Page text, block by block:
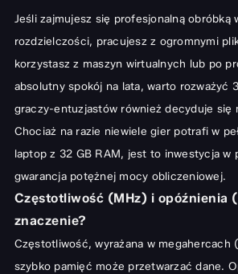
Jeśli zajmujesz się profesjonalną obróbką
rozdzielczości, pracujesz z ogromnymi
korzystasz z maszyn wirtualnych lub po
absolutny spokój na lata, warto rozważyć
graczy-entuzjastów również decyduje się
Chociaż na razie niewiele gier potrafi w
laptop z 32 GB RAM, jest to inwestycja w
gwarancja potężnej mocy obliczeniowej.
Częstotliwość (MHz) i opóźnienia
znaczenie?
Częstotliwość, wyrażana w megahercach
szybko pamięć może przetwarzać dane.